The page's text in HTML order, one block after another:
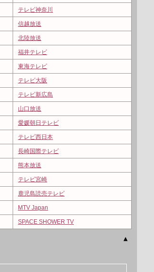
テレビ神奈川
信越放送
北陸放送
福井テレビ
東海テレビ
テレビ大阪
テレビ新広島
山口放送
愛媛朝日テレビ
テレビ西日本
長崎国際テレビ
熊本放送
テレビ宮崎
鹿児島読売テレビ
MTV Japan
SPACE SHOWER TV